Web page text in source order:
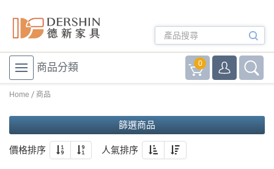
商品分類 0
Home 商品
篩選商品
價格排序 人氣排序